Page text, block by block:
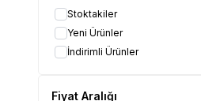
Stoktakiler
Yeni Ürünler
İndirimli Ürünler
Fiyat Aralığı